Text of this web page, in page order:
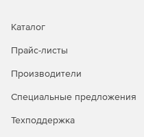
сервисов.
Каталог
Прайс-листы
Производители
Специальные предложения
Техподдержка